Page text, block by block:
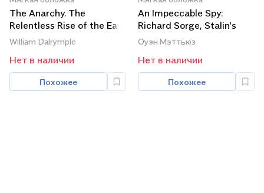
The Anarchy. The
Relentless Rise of the East
India Company
William Dalrymple
Нет в наличии
Похожее
An Impeccable Spy:
Richard Sorge, Stalin's
Master Agent
Оуэн Мэттьюз
Нет в наличии
Похожее